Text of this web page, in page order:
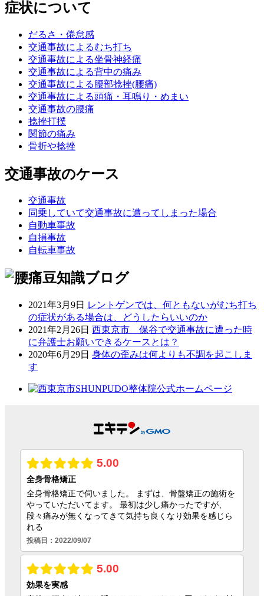
症状について
だるさ・倦怠感
交通事故によるむち打ち
交通事故による坐骨神経痛
交通事故による背中の痛み
交通事故による腰部捻挫(腰痛)
交通事故による頭痛・耳鳴り・めまい
交通事故の腰痛
捻挫打撲
関節の痛み
骨折や捻挫
交通事故のケース
交通事故
同乗していて交通事故に遭ってしまった場合
自動車事故
自損事故
自転車事故
2021年3月9日 レントゲンでは、何ともないがむち打ち
の症状がある場合は、どうしたらいいのか
2021年2月26日 西東京市 保谷で交通事故に遭った時
に弁護士お願いできるケースとは？
2020年6月29日 身体の歪みは何よりも不調を起こしま
す